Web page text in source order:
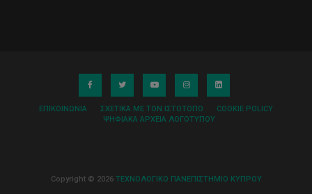
ΕΠΙΚΟΙΝΩΝΊΑ ΣΧΕΤΙΚΆ ΜΕ ΤΟΝ ΙΣΤΌΤΟΠΟ
COOKIE POLICY
ΨΗΦΙΑΚΆ ΑΡΧΕΊΑ ΛΟΓΌΤΥΠΟΥ
Copyright © 2026 ΤΕΧΝΟΛΟΓΙΚΟ ΠΑΝΕΠΙΣΤΗΜΙΟ ΚΥΠΡΟΥ